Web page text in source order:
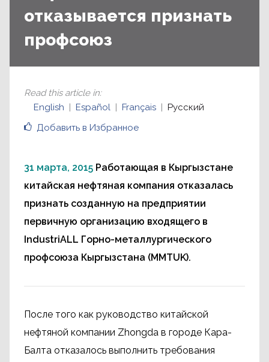
отказывается признать
профсоюз
Добавить в Избранное
Read this article in:
English
Español Français Русский
31 марта, 2015 Работающая в Кыргызстане
китайская нефтяная компания отказалась
признать созданную на предприятии
первичную организацию входящего в
IndustriALL Горно-металлургического
профсоюза Кыргызстана (MMTUK).
После того как руководство китайской
нефтяной компании Zhongda в городе Кара-
Балта отказалось выполнить требования